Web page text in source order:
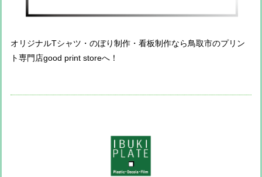
オリジナルTシャツ・のぼり制作・看板制作なら鳥取市のプリン
ト専門店good print storeへ！